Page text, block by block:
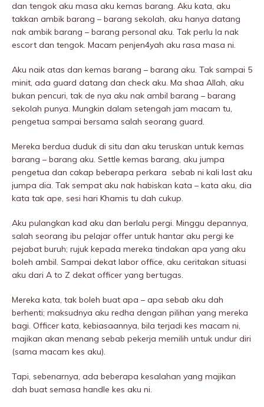
dan tengok aku masa aku kemas barang. Aku kata, aku
takkan ambik barang – barang sekolah, aku hanya datang
nak ambik barang – barang personal aku. Tak perlu la nak
escort dan tengok. Macam penjen4yah aku rasa masa ni.
Aku naik atas dan kemas barang – barang aku. Tak sampai 5
minit, ada guard datang dan check aku. Ma shaa Allah, aku
bukan pencuri, tak de nya aku nak ambil barang – barang
sekolah punya. Mungkin dalam setengah jam macam tu,
pengetua sampai bersama salah seorang guard.
Mereka berdua duduk di situ dan aku teruskan untuk kemas
barang – barang aku. Settle kemas barang, aku jumpa
pengetua dan cakap beberapa perkara sebab ni kali last aku
jumpa dia. Tak sempat aku nak habiskan kata – kata aku, dia
kata tak ape, sesi hari Khamis tu dah cukup.
Aku pulangkan kad aku dan berlalu pergi. Minggu depannya,
salah seorang ibu pelajar offer untuk hantar aku pergi ke
pejabat buruh; rujuk kepada mereka tindakan apa yang aku
boleh ambil. Sampai dekat labor office, aku ceritakan situasi
aku dari A to Z dekat officer yang bertugas.
Mereka kata, tak boleh buat apa – apa sebab aku dah
berhenti; maksudnya aku redha dengan pilihan yang mereka
bagi. Officer kata, kebiasaannya, bila terjadi kes macam ni,
majikan akan menang sebab pekerja memilih untuk undur diri
(sama macam kes aku).
Tapi, sebenarnya, ada beberapa kesalahan yang majikan
dah buat semasa handle kes aku ni.